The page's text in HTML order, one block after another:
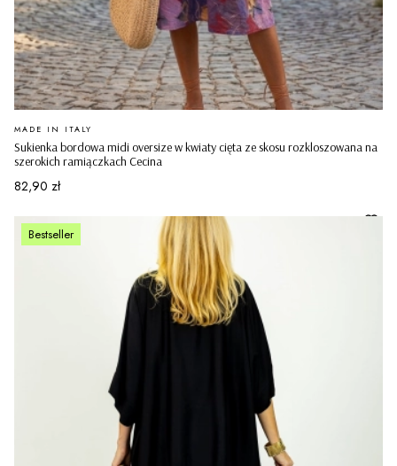
Sukienka bordowa midi oversize w kwiaty cięta ze skosu rozkloszowana na
szerokich ramiączkach Cecina
PRODUCENT
MADE IN ITALY
Cena
82,90 zł
Bestseller